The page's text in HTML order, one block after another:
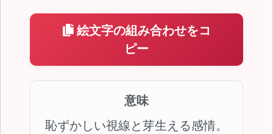
絵文字の組み合わせをコ
ピー
意味
恥ずかしい視線と芽生える感情。